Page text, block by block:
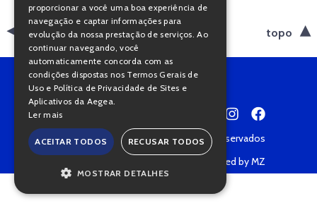
voltar topo
Copyright © 2022 • Todos os direitos reservados
Powered by MZ
proporcionar a você uma boa experiência de
navegação e captar informações para
evolução da nossa prestação de serviços. Ao
continuar navegando, você
automaticamente concorda com as
condições dispostas nos Termos Gerais de
Uso e Política de Privacidade de Sites e
Aplicativos da Aegea.
Ler mais
ACEITAR TODOS RECUSAR TODOS
MOSTRAR DETALHES